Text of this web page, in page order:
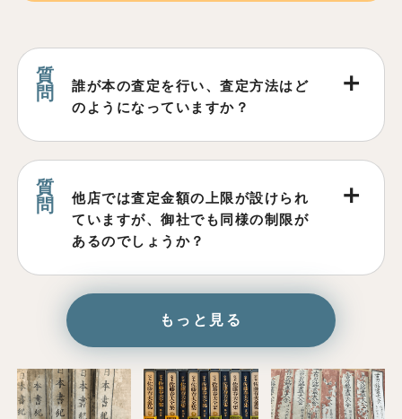
誰が本の査定を行い、査定方法はど
のようになっていますか？
他店では査定金額の上限が設けられ
ていますが、御社でも同様の制限が
あるのでしょうか？
もっと見る